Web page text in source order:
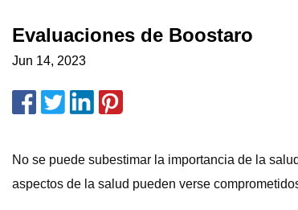
Evaluaciones de Boostaro
Jun 14, 2023
No se puede subestimar la importancia de la
aspectos de la salud pueden verse